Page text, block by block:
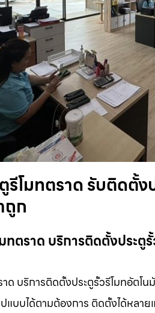
รีโมทตราด รับติดตั้ง
ถูก
ทตราด บริการติดตั้งประตู
ด บริการติดตั้งประตูรั้วรีโมทอัตโ
แบบได้ตามต้องการ ติดตั้งได้หลา